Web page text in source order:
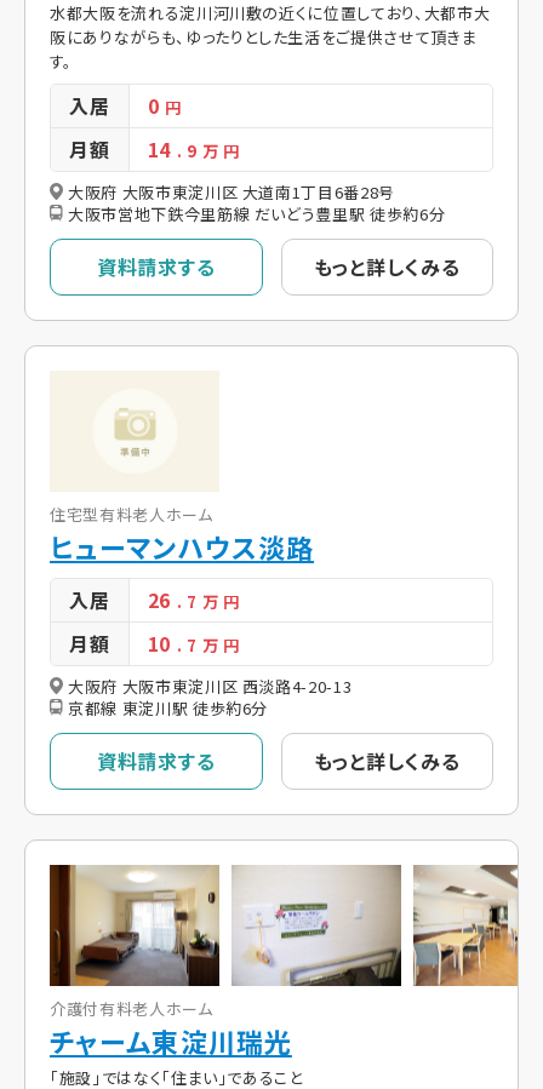
水都大阪を流れる淀川河川敷の近くに位置しており、大都市大
阪にありながらも、ゆったりとした生活をご提供させて頂きま
す。
入居 0 円
月額 14 . 9 万 円
大阪府 大阪市東淀川区 大道南1丁目6番28号
大阪市営地下鉄今里筋線 だいどう豊里駅 徒歩約6分
資料請求する もっと詳しくみる
住宅型有料老人ホーム
ヒューマンハウス淡路
入居 26 . 7 万 円
月額 10 . 7 万 円
大阪府 大阪市東淀川区 西淡路4-20-13
京都線 東淀川駅 徒歩約6分
資料請求する もっと詳しくみる
介護付有料老人ホーム
チャーム東淀川瑞光
「施設」ではなく「住まい」であること